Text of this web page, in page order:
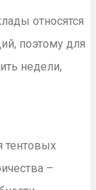
относятся
поэтому для
недели,
тентовых
–